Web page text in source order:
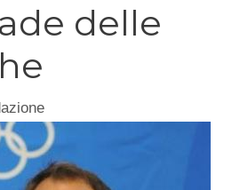
delle